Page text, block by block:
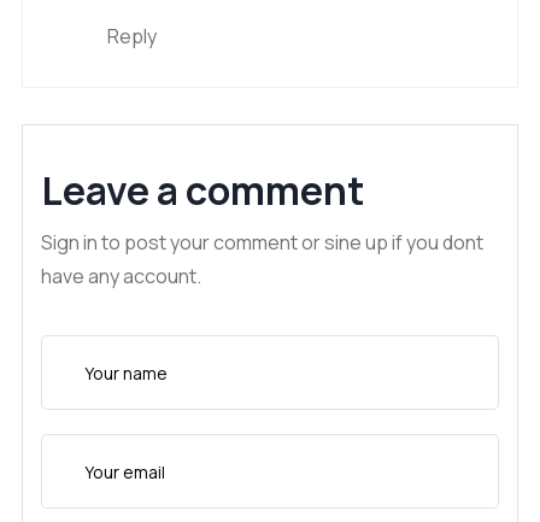
Reply
Leave a comment
Sign in to post your comment or sine up if you dont
have any account.